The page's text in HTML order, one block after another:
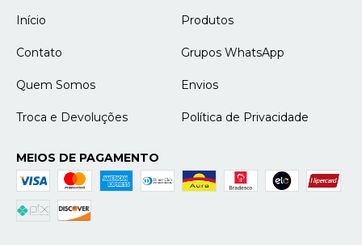
Início
Produtos
Contato Grupos WhatsApp
Quem Somos Envios
Troca e Devoluções Política de Privacidade
MEIOS DE PAGAMENTO